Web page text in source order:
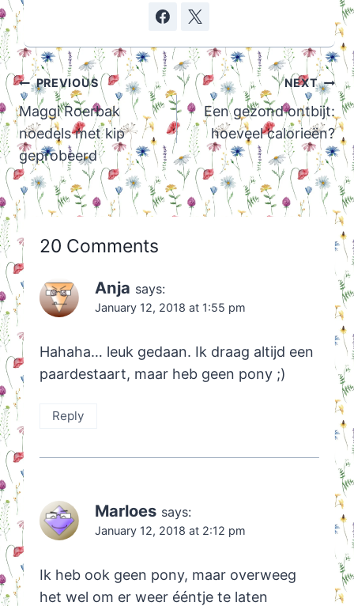
Post
navigation
PREVIOUS
Maggi Roerbak
noedels met kip
geprobeerd
NEXT
Een gezond ontbijt:
hoeveel calorieën?
20 Comments
Anja says:
January 12, 2018 at 1:55 pm
Hahaha… leuk gedaan. Ik draag altijd een
paardestaart, maar heb geen pony ;)
Reply
Marloes says:
January 12, 2018 at 2:12 pm
Ik heb ook geen pony, maar overweeg
het wel om er weer ééntje te laten